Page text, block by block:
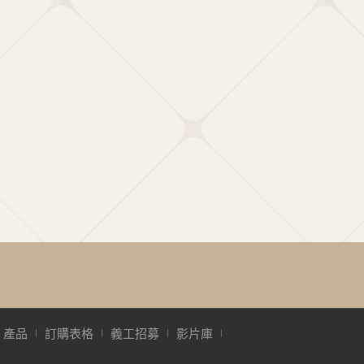
產品 訂購表格 義工招募 影片庫